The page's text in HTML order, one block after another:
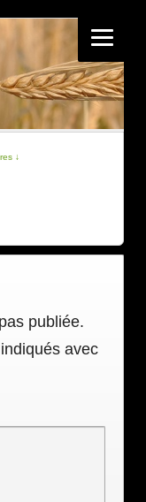
↓
publiée.
avec